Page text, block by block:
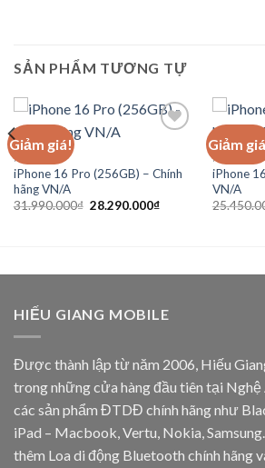
SẢN PHẨM TƯƠNG TỰ
Giảm giá!
Add to
IPHONE
iPhone 16 Pro (256GB) – Chính
hãng VN/A
31.990.000₫ Giá
28.290.000₫Giá
Giảm
IPHONE
iPhone
VN/A
HIẾU GIANG MOBILE
Được thành lập từ năm 2006, Hiếu
trong những cửa hàng đầu tiên tại Nghệ
các sản phẩm ĐTDĐ chính hãng như
iPad – Macbook, Vertu, Nokia,
thêm Loa di động Bluetooth chính hãng